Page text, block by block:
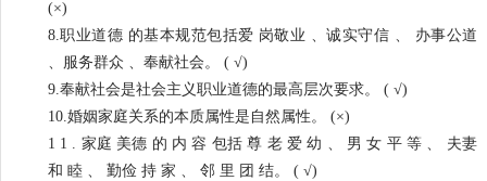
(×)
8.职业道德 的基本规范包括爱 岗敬业 、诚实守信 、 办事公道
、服务群众 、奉献社会。 ( √)
9.奉献社会是社会主义职业道德的最高层次要求。 ( √)
10.婚姻家庭关系的本质属性是自然属性。 (×)
1 1 . 家庭 美德 的 内 容 包括 尊 老 爱 幼 、 男 女 平 等 、 夫妻
和 睦 、 勤俭 持 家 、 邻 里 团 结。 ( √)